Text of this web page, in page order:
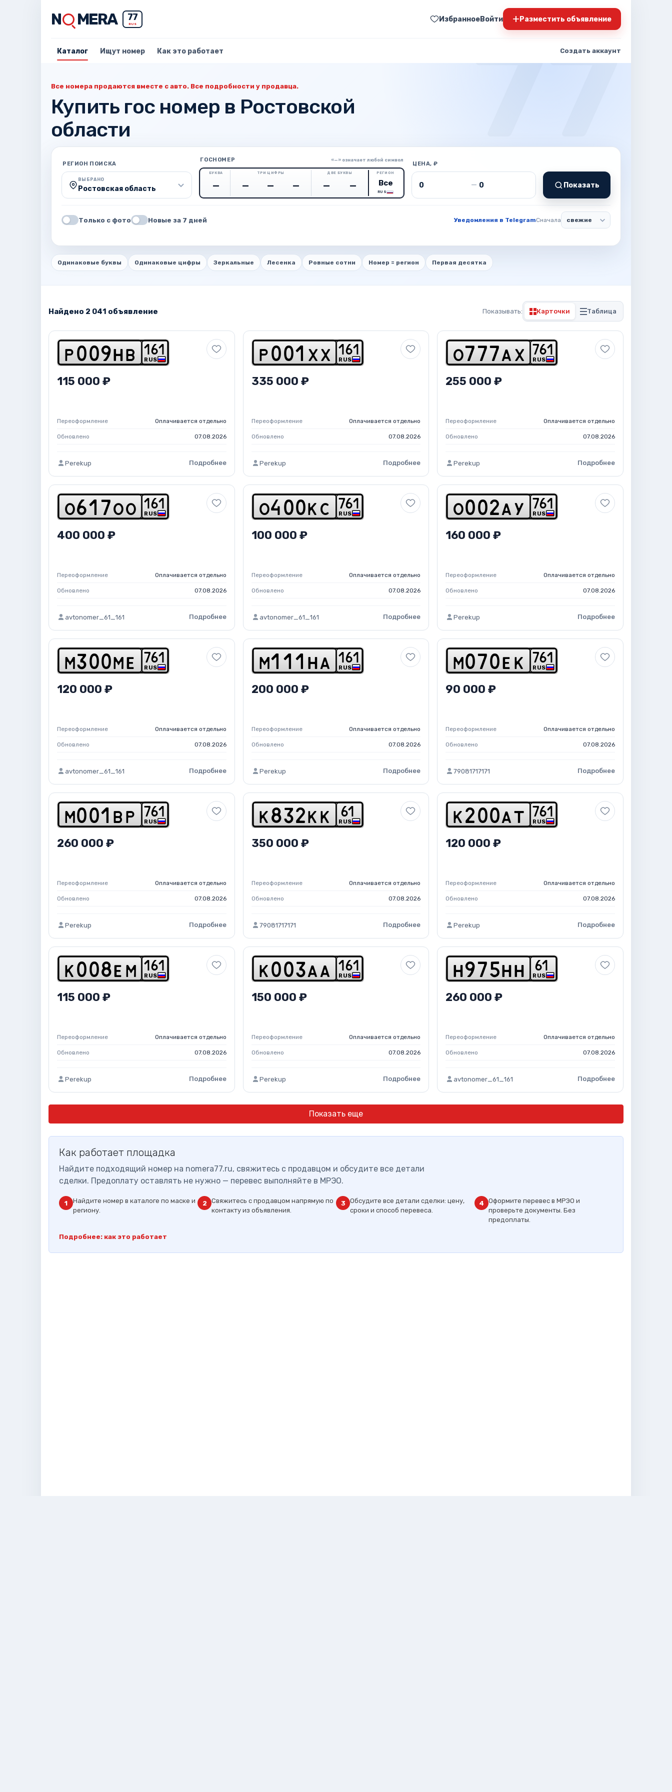
N MERA 77
RUS
ИзбранноеВойти + Разместить объявление
Каталог Ищут номер Как это работает Создать аккаунт
Все номера продаются вместе с авто. Все подробности у продавца.
Купить гос номер в Ростовской
области
РЕГИОН ПОИСКА
ВЫБРАНО
Ростовская область
ГОСНОМЕР «—» означает любой символ
БУКВА ТРИ ЦИФРЫ ДВЕ БУКВЫ РЕГИОН
RUS
ЦЕНА, ₽
Цена от — Цена до Показать
Только с фото Новые за 7 дней Уведомления в TelegramСначала
Одинаковые буквы Одинаковые цифры Зеркальные Лесенка Ровные сотни Номер = регион Первая десятка
Найдено 2 041 объявление Показывать: Карточки Таблица
p 0 0 9 h b RUS
1 61
115 000 ₽
Переоформление Оплачивается отдельно
Обновлено 07.08.2026
Perekup Подробнее
p 0 0 1 x x RUS
1 61
335 000 ₽
Переоформление Оплачивается отдельно
Обновлено 07.08.2026
Perekup Подробнее
o 7 7 7 a x RUS
761
255 000 ₽
Переоформление Оплачивается отдельно
Обновлено 07.08.2026
Perekup Подробнее
o6 1 7 o o RUS
1 61
400 000 ₽
Переоформление Оплачивается отдельно
Обновлено 07.08.2026
avtonomer_61_161 Подробнее
o4 0 0 k c RUS
761
100 000 ₽
Переоформление Оплачивается отдельно
Обновлено 07.08.2026
avtonomer_61_161 Подробнее
o0 0 2 a y RUS
761
160 000 ₽
Переоформление Оплачивается отдельно
Обновлено 07.08.2026
Perekup Подробнее
m 3 0 0 m e RUS
761
120 000 ₽
Переоформление Оплачивается отдельно
Обновлено 07.08.2026
avtonomer_61_161 Подробнее
m 1 1 1 h a RUS
1 61
200 000 ₽
Переоформление Оплачивается отдельно
Обновлено 07.08.2026
Perekup Подробнее
m 0 7 0 e k RUS
761
90 000 ₽
Переоформление Оплачивается отдельно
Обновлено 07.08.2026
79081717171 Подробнее
m 0 0 1 b p RUS
761
260 000 ₽
Переоформление Оплачивается отдельно
Обновлено 07.08.2026
Perekup Подробнее
k 8 3 2 k k RUS
61
350 000 ₽
Переоформление Оплачивается отдельно
Обновлено 07.08.2026
79081717171 Подробнее
k 2 0 0 a t RUS
761
120 000 ₽
Переоформление Оплачивается отдельно
Обновлено 07.08.2026
Perekup Подробнее
k 0 0 8 e m RUS
1 61
115 000 ₽
Переоформление Оплачивается отдельно
Обновлено 07.08.2026
Perekup Подробнее
k 0 0 3 a a RUS
1 61
150 000 ₽
Переоформление Оплачивается отдельно
Обновлено 07.08.2026
Perekup Подробнее
h 9 7 5 h h RUS
61
260 000 ₽
Переоформление Оплачивается отдельно
Обновлено 07.08.2026
avtonomer_61_161 Подробнее
Показать еще
Как работает площадка
Найдите подходящий номер на nomera77.ru, свяжитесь с продавцом и обсудите все детали
сделки. Предоплату оставлять не нужно — перевес выполняйте в МРЭО.
1
Найдите номер в каталоге по маске и
региону.
2
Свяжитесь с продавцом напрямую по
контакту из объявления.
3
Обсудите все детали сделки: цену,
сроки и способ перевеса.
4
Оформите перевес в МРЭО и
проверьте документы. Без
предоплаты.
Подробнее: как это работает